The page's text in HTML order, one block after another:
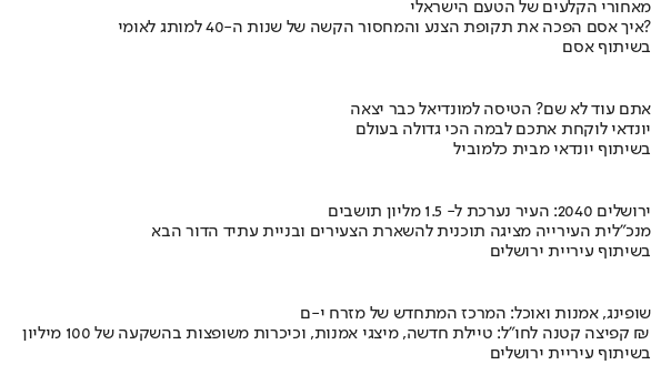
מאחורי הקלעים של הטעם הישראלי
איך אסם הפכה את תקופת הצנע והמחסור הקשה של שנות ה-40 למותג לאומי?
בשיתוף אסם
אתם עוד לא שם? הטיסה למונדיאל כבר יצאה
יונדאי לוקחת אתכם לבמה הכי גדולה בעולם
בשיתוף יונדאי מבית כלמוביל
ירושלים 2040: העיר נערכת ל- 1.5 מליון תושבים
מנכ"לית העירייה מציגה תוכנית להשארת הצעירים ובניית עתיד הדור הבא
בשיתוף עיריית ירושלים
שופינג, אמנות ואוכל: המרכז המתחדש של מזרח י-ם
קפיצה קטנה לחו"ל: טיילת חדשה, מיצגי אמנות, וכיכרות משופצות בהשקעה של 100 מיליון ₪
בשיתוף עיריית ירושלים